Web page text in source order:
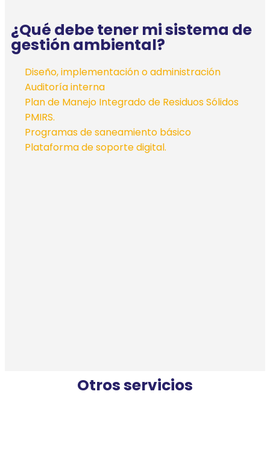
¿Qué debe tener mi sistema de
gestión ambiental?
Diseño, implementación o administración
Auditoría interna
Plan de Manejo Integrado de Residuos Sólidos
PMIRS.
Programas de saneamiento básico
Plataforma de soporte digital.
Otros servicios